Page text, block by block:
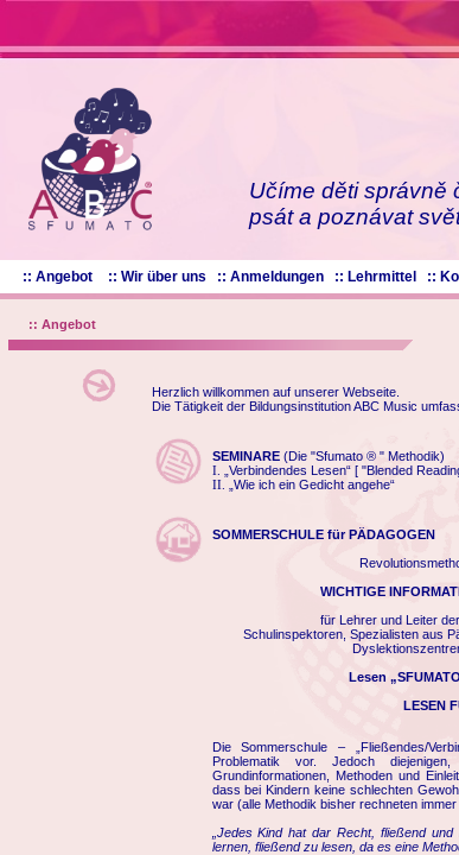
Učíme děti správně
psát a poznávat
:: Angebot :: Wir über uns :: Anmeldungen :: Lehrmittel ::
:: Angebot
Herzlich willkommen auf unserer Webseite.
Die Tätigkeit der Bildungsinstitution ABC Music
SEMINARE(Die "Sfumato ® " Methodik)
I. „Verbindendes Lesen“ [ "Blended
II. „Wie ich ein Gedicht angehe“
SOMMERSCHULE für PÄDAGOGEN
WICHTIGE
für Lehrer und Leiter
Schulinspektoren, Spezialisten aus
Lesen
LESEN
Die Sommerschule – „Fließendes/
Problematik vor. Jedoch
Grundinformationen, Methoden und
dass bei Kindern keine schlechten
war (alle Methodik bisher rechneten immer
„Jedes Kind hat dar Recht, fließend
lernen, fließend zu lesen, da es eine